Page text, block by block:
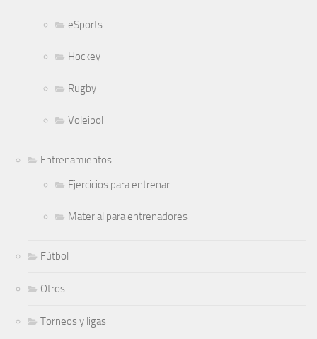
eSports
Hockey
Rugby
Voleibol
Entrenamientos
Ejercicios para entrenar
Material para entrenadores
Fútbol
Otros
Torneos y ligas